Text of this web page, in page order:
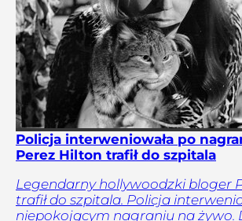
Policja interweniowała po
Perez Hilton trafił do szpitala
Legendarny hollywoodzki bloger
trafił do szpitala. Policja
niepokojącym nagraniu na żywo.